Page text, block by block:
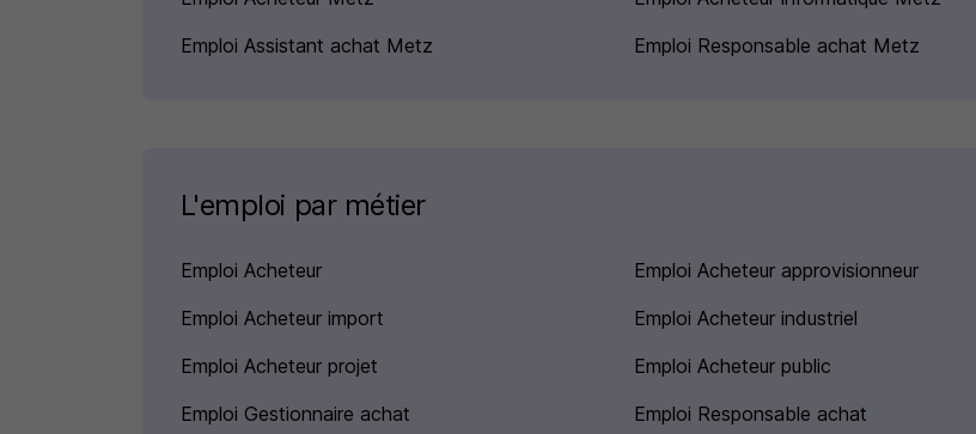
Emploi Assistant achat Metz
Emploi Responsable achat Metz
L'emploi par métier
Emploi Acheteur Emploi Acheteur approvisionneur
Emploi Acheteur import
Emploi Acheteur industriel
Emploi Acheteur projet
Emploi Acheteur public
Emploi Gestionnaire achat
Emploi Responsable achat